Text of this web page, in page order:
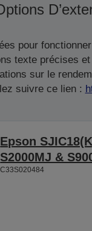
pour
texte précises
sur le
suivre ce lien :
Epson
S2000MJ &
C33S020484